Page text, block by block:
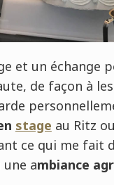
et un échange
de façon à
stage au Ritz
ce qui me fait
une ambiance